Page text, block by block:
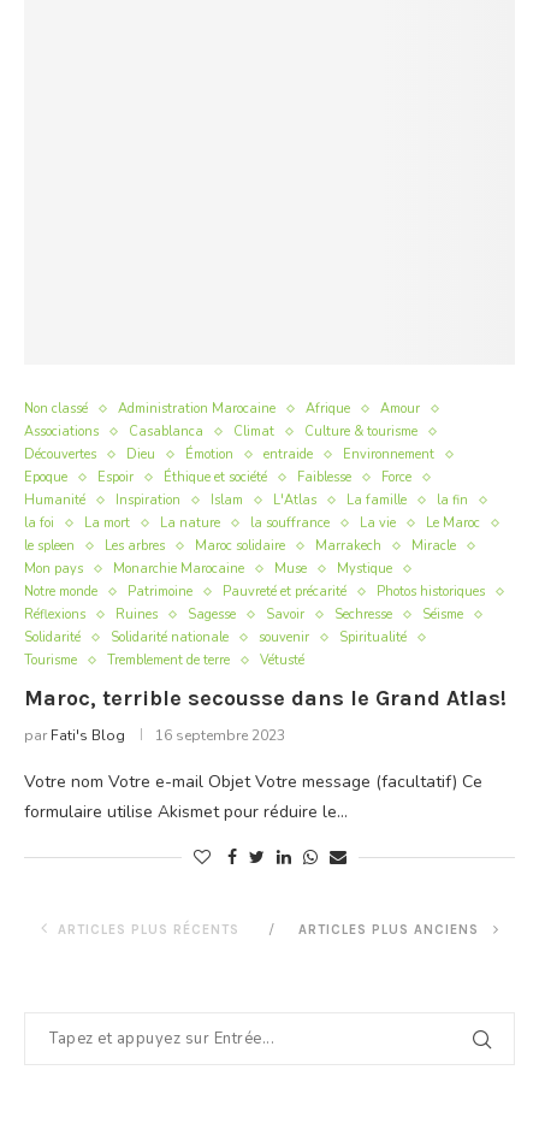
Non classé Administration Marocaine Afrique
Amour
Associations
Casablanca Climat
Culture & tourisme
Découvertes
Dieu Émotion entraide
Environnement
Epoque
Espoir Éthique et société Faiblesse
Force
Humanité
Inspiration Islam L'Atlas La famille
la fin
la foi
La mort La nature la souffrance La vie
Le Maroc
le spleen
Les arbres Maroc solidaire Marrakech
Miracle
Mon pays
Monarchie Marocaine Muse
Mystique
Notre monde
Patrimoine Pauvreté et précarité
Photos historiques
Réflexions
Ruines Sagesse Savoir Sechresse
Séisme
Solidarité
Solidarité nationale souvenir
Spiritualité
Tourisme
Tremblement de terre Vétusté
Maroc, terrible secousse dans le Grand Atlas!
par Fati's Blog 16 septembre 2023
Votre nom Votre e-mail Objet Votre message (facultatif) Ce
formulaire utilise Akismet pour réduire le…
ARTICLES PLUS RÉCENTS ARTICLES PLUS ANCIENS